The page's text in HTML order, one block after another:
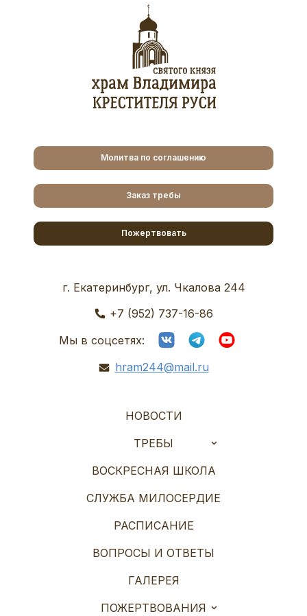
Молитва по соглашению
Заказ требы
Пожертвовать
г. Екатеринбург, ул. Чкалова 244
+7 (952) 737-16-86
Мы в соцсетях:
hram244@mail.ru
НОВОСТИ
ТРЕБЫ
ВОСКРЕСНАЯ ШКОЛА
СЛУЖБА МИЛОСЕРДИЕ
РАСПИСАНИЕ
ВОПРОСЫ И ОТВЕТЫ
ГАЛЕРЕЯ
ПОЖЕРТВОВАНИЯ